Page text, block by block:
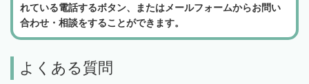
れている電話するボタン、またはメールフォームからお問い
合わせ・相談をすることができます。
よくある質問